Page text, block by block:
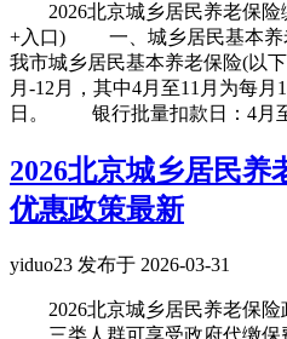
2026北京城乡居民养老保险
+入口) 一、城乡居民基本
我市城乡居民基本养老保险(以
月-12月，其中4月至11月为每月
日。 银行批量扣款日：4月
2026北京城乡居民养
优惠政策最新
yiduo23 发布于 2026-03-31
2026北京城乡居民养老保险